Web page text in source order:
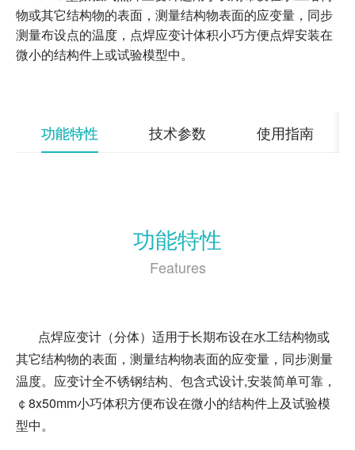
DataMint® TiltPath测斜仪APP
DataMint® TiltPath全自动测斜仪APP
物或其它结构物的表面，测量结构物表面的应变量，同步
测量布设点的温度，点焊应变计体积小巧方便点焊安装在
微小的结构件上或试验模型中。
功能特性 技术参数 使用指南
功能特性
Features
点焊应变计（分体）适用于长期布设在水工结构物或
其它结构物的表面，测量结构物表面的应变量，同步测量
温度。应变计全不锈钢结构、包含式设计,安装简单可靠，
￠8x50mm小巧体积方便布设在微小的结构件上及试验模
型中。